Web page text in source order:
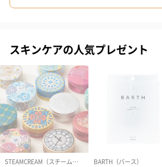
スキンケアの人気プレゼント